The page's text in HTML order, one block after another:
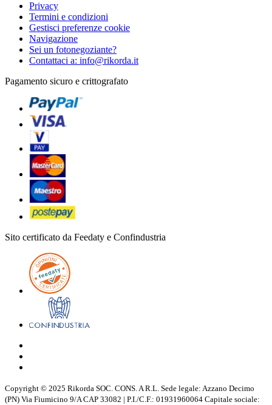
Privacy
Termini e condizioni
Gestisci preferenze cookie
Navigazione
Sei un fotonegoziante?
Contattaci a: info@rikorda.it
Pagamento sicuro e crittografato
Sito certificato da Feedaty e Confindustria
Copyright © 2025 Rikorda SOC. CONS. A R.L. Sede legale: Azzano Decimo
(PN) Via Fiumicino 9/A CAP 33082 | P.I./C.F.: 01931960064 Capitale sociale: